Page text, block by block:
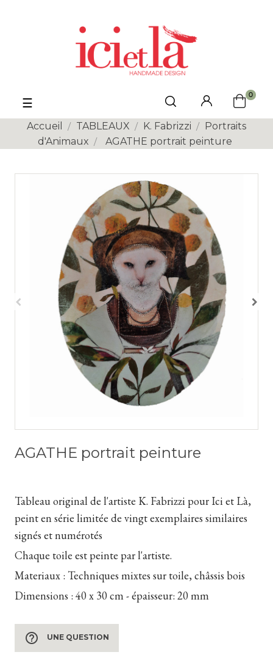
Basculer
la
navigation
☰
0
Accueil TABLEAUX K. Fabrizzi
Portraits
d'Animaux
AGATHE portrait peinture
AGATHE portrait peinture
Tableau original de l'artiste K. Fabrizzi pour Ici et Là,
peint en série limitée de vingt exemplaires similaires
signés et numérotés
Chaque toile est peinte par l'artiste.
Materiaux : Techniques mixtes sur toile, châssis bois
Dimensions : 40 x 30 cm - épaisseur: 20 mm
help_outline UNE QUESTION